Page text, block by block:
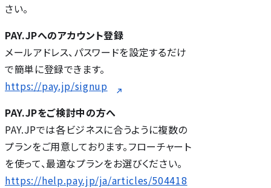
さい。
PAY.JPへのアカウント登録
メールアドレス、パスワードを設定するだけ
で簡単に登録できます。
https://pay.jp/signup
PAY.JPをご検討中の方へ
PAY.JPでは各ビジネスに合うように複数の
プランをご用意しております。フローチャート
を使って、最適なプランをお選びください。
https://help.pay.jp/ja/articles/504418